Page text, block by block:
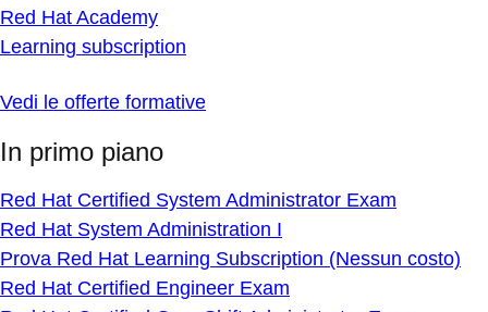
Red Hat Academy
Learning subscription
Vedi le offerte formative
In primo piano
Red Hat Certified System Administrator Exam
Red Hat System Administration I
Prova Red Hat Learning Subscription (Nessun costo)
Red Hat Certified Engineer Exam